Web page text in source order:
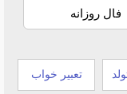
فال روزانه
تعبیر خواب